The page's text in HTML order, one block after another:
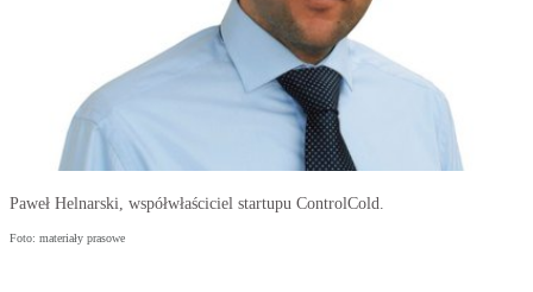
Paweł Helnarski, współwłaściciel startupu ControlCold.
Foto: materiały prasowe